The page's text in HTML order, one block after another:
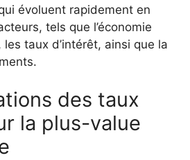
évoluent rapidement en
tels que l’économie
taux d’intérêt, ainsi que la
des taux
la plus-value